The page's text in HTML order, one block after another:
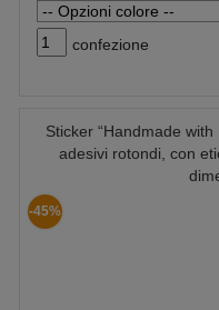
confezione
Sticker “Handmade
adesivi rotondi, con
-45%